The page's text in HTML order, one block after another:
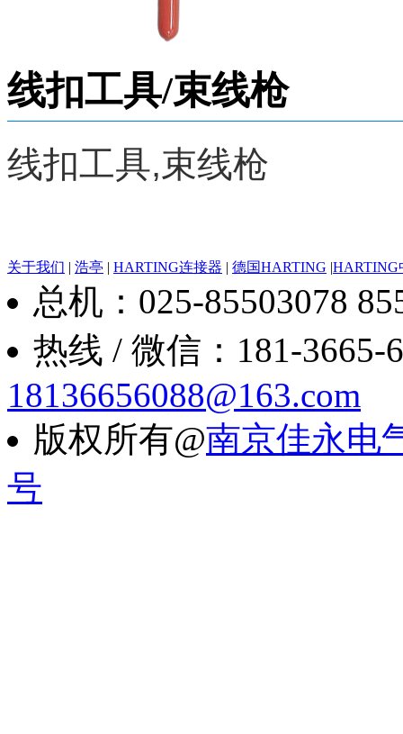
线扣工具/束线枪
线扣工具,束线枪
关于我们 | 浩亭 | HARTING连接器 | 德国HARTING |HARTING
总机：025-85503078
热线 / 微信：181-3665-
18136656088@163.com
版权所有@南京佳永电
号